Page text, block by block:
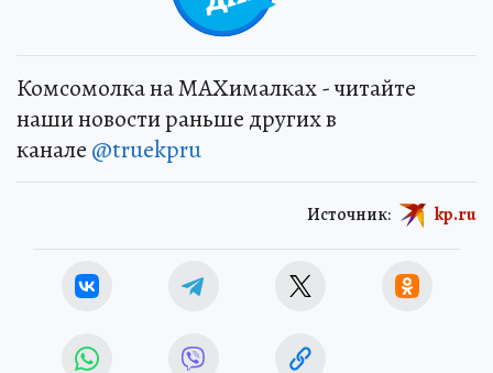
Комсомолка на MAXималках - читайте
наши новости раньше других в
канале @truekpru
Источник: kp.ru